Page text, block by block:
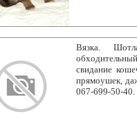
Вязка.
свидание
прямоушек,
067-699-50-40.